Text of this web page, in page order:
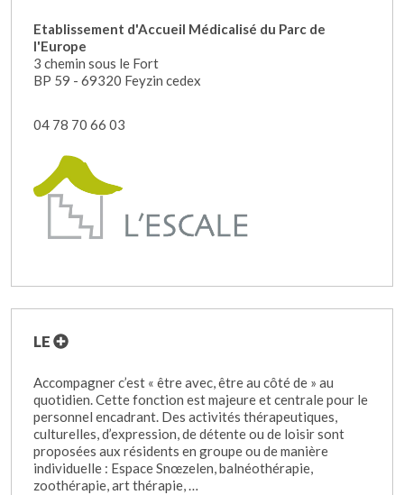
Etablissement d'Accueil Médicalisé du Parc de
l'Europe
3 chemin sous le Fort
BP 59 - 69320 Feyzin cedex
04 78 70 66 03
LE
Accompagner c’est « être avec, être au côté de » au
quotidien. Cette fonction est majeure et centrale pour le
personnel encadrant. Des activités thérapeutiques,
culturelles, d’expression, de détente ou de loisir sont
proposées aux résidents en groupe ou de manière
individuelle : Espace Snœzelen, balnéothérapie,
zoothérapie, art thérapie, …